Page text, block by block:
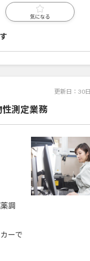
気になる
更新日： 30
性測定業務
調
ーで